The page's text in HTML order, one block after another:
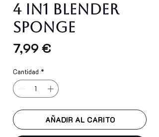
4 in1 Blender
Sponge
7,99 €
Cantidad *
AÑADIR AL CARITO